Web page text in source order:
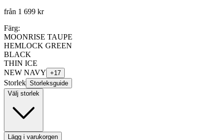
från 1 699 kr
Färg:
MOONRISE TAUPE
HEMLOCK GREEN
BLACK
THIN ICE
NEW NAVY +17
Storlek Storleksguide
Välj storlek
Lägg i varukorgen